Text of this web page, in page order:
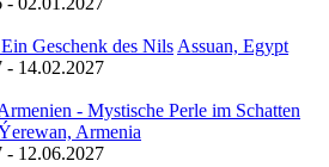
Geschenk des Nils Assuan, Egypt
- 14.02.2027
- Mystische Perle im Schatten
Armenia
- 12.06.2027